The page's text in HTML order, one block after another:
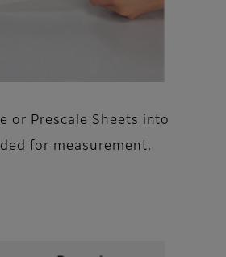
or Prescale Sheets into
for measurement.